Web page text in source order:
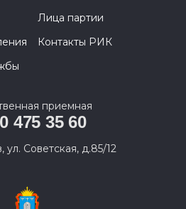
Лица партии
Контакты РИК
приемная
475 35 60
ул. Советская, д.85/12